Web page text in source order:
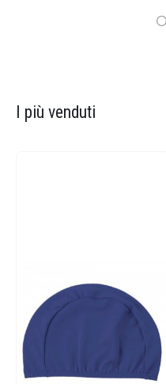
I più venduti